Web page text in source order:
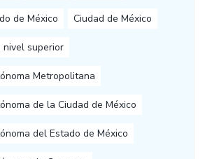
de México Ciudad de México
nivel superior
Metropolitana
de la Ciudad de México
del Estado de México